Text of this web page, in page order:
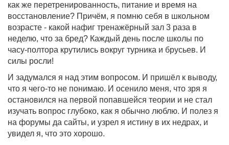
как же перетренированность, питание и время на
восстановление? Причём, я помню себя в школьном
возрасте - какой нафиг тренажёрный зал 3 раза в
неделю, что за бред? Каждый день после школы по
часу-полтора крутились вокруг турника и брусьев. И
силы росли!
И задумался я над этим вопросом. И пришёл к выводу,
что я чего-то не понимаю. И осенило меня, что зря я
остановился на первой попавшейся теории и не стал
изучать вопрос глубоко, как я обычно люблю. И полез я
на форумы да сайты, и узрел я истину в их недрах, и
увидел я, что это хорошо.